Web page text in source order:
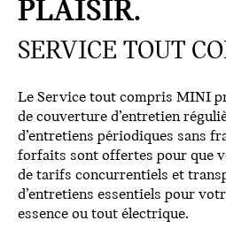
PLAISIR.
SERVICE TOUT
Le Service tout compris MINI
de couverture d’entretien
d’entretiens périodiques sans
forfaits sont offertes pour que
de tarifs concurrentiels et
d’entretiens essentiels pour
essence ou tout électrique.